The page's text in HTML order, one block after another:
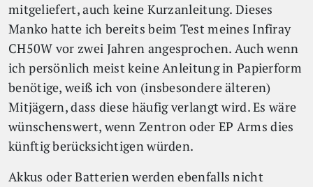
mitgeliefert, auch keine Kurzanleitung. Dieses
Manko hatte ich bereits beim Test meines Infiray
CH50W vor zwei Jahren angesprochen. Auch wenn
ich persönlich meist keine Anleitung in Papierform
benötige, weiß ich von (insbesondere älteren)
Mitjägern, dass diese häufig verlangt wird. Es wäre
wünschenswert, wenn Zentron oder EP Arms dies
künftig berücksichtigen würden.
Akkus oder Batterien werden ebenfalls nicht